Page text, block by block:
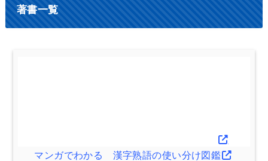
著書一覧
マンガでわかる 漢字熟語の使い分け図鑑